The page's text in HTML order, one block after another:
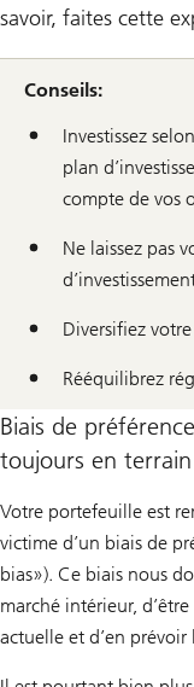
savoir, faites cette
Conseils:
Investissez
plan
compte de vos
Ne laissez pas
Diversifiez
Rééquilibrez
Biais de
toujours en
Votre portefeuille est
victime d’un biais de
bias»). Ce biais nous
marché intérieur,
actuelle et d’en